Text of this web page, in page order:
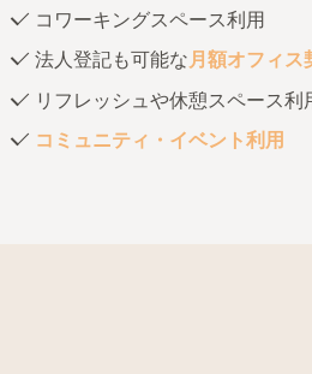
コワーキングスペース利用
法人登記も可能な月額オフィス
リフレッシュや休憩スペース利
コミュニティ・イベント利用